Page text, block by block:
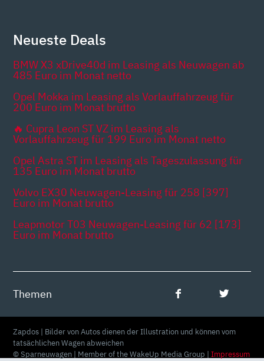
Neueste Deals
BMW X3 xDrive40d im Leasing als Neuwagen ab
485 Euro im Monat netto
Opel Mokka im Leasing als Vorlauffahrzeug für
200 Euro im Monat brutto
🔥 Cupra Leon ST VZ im Leasing als
Vorlauffahrzeug für 199 Euro im Monat netto
Opel Astra ST im Leasing als Tageszulassung für
135 Euro im Monat brutto
Volvo EX30 Neuwagen-Leasing für 258 [397]
Euro im Monat brutto
Leapmotor T03 Neuwagen-Leasing für 62 [173]
Euro im Monat brutto
Themen
Zapdos | Bilder von Autos dienen der Illustration und können vom
tatsächlichen Wagen abweichen
© Sparneuwagen | Member of the WakeUp Media Group |Impressum